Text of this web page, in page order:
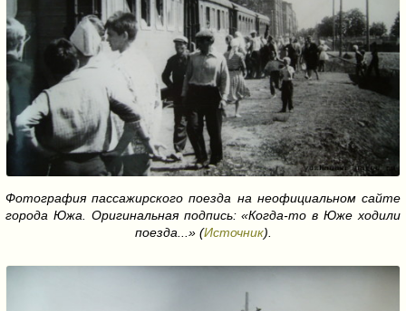
Фотография пассажирского поезда на неофициальном сайте
города Южа. Оригинальная подпись: «Когда-то в Юже ходили
поезда...» (Источник).